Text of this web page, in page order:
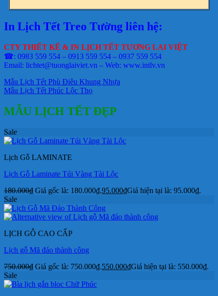
In Lịch Tết Treo Tường liên hệ:
CTY THIẾT KẾ & IN LỊCH TẾT TƯƠNG LAI VIỆT
☎: 0983 559 554 – 0913 559 554 – 0937 559 554
Email: lichtet@tuonglaiviet.vn – Web: www.intlv.vn
Mẫu Lịch Tết Phù Điêu Khung Nhựa
Mẫu Lịch Tết Phúc Lộc Thọ
MẪU LỊCH TẾT ĐẸP
Sale
Lịch Gỗ LAMINATE
Lịch Gỗ Laminate Túi Vàng Tài Lộc
180.000₫ Giá gốc là: 180.000₫.95.000₫Giá hiện tại là: 95.000₫.
Sale
LỊCH GỖ CAO CẤP
Lịch gỗ Mã đáo thành công
750.000₫ Giá gốc là: 750.000₫.550.000₫Giá hiện tại là: 550.000₫.
Sale